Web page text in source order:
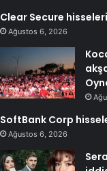
Clear Secure
Ağustos 6, 2026
SoftBank Corp
Ağustos 6, 2026